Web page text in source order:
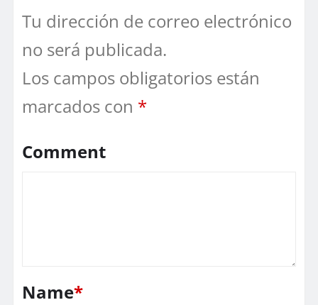
Tu dirección de correo electrónico
no será publicada.
Los campos obligatorios están
marcados con *
Comment
Name*